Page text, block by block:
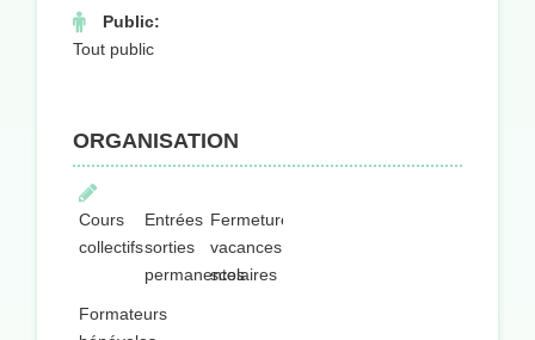
Public:
Tout public
ORGANISATION
Cours
collectifs
Entrées
sorties
permanentes
Fermeture
vacances
scolaires
Formateurs